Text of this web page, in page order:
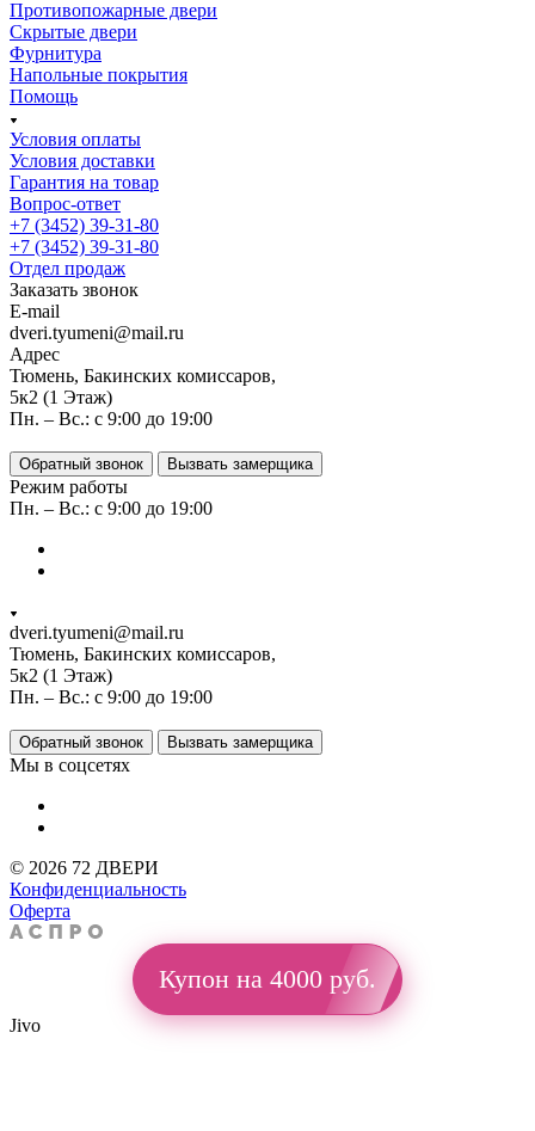
Противопожарные двери
Скрытые двери
Фурнитура
Напольные покрытия
Помощь
Условия оплаты
Условия доставки
Гарантия на товар
Вопрос-ответ
+7 (3452) 39-31-80
+7 (3452) 39-31-80
Отдел продаж
Заказать звонок
E-mail
dveri.tyumeni@mail.ru
Адрес
Тюмень, Бакинских комиссаров,
5к2 (1 Этаж)
Пн. – Вс.: с 9:00 до 19:00
Обратный звонок Вызвать замерщика
Режим работы
Пн. – Вс.: с 9:00 до 19:00
dveri.tyumeni@mail.ru
Тюмень, Бакинских комиссаров,
5к2 (1 Этаж)
Пн. – Вс.: с 9:00 до 19:00
Обратный звонок Вызвать замерщика
Мы в соцсетях
© 2026 72 ДВЕРИ
Конфиденциальность
Оферта
Купон на 4000 руб.
Jivo